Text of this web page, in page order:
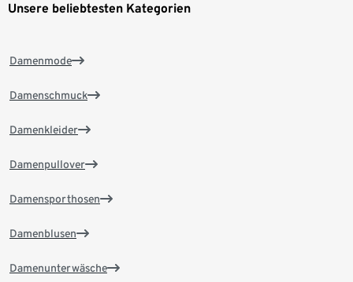
Unsere beliebtesten Kategorien
Damenmode
Damenschmuck
Damenkleider
Damenpullover
Damensporthosen
Damenblusen
Damenunterwäsche